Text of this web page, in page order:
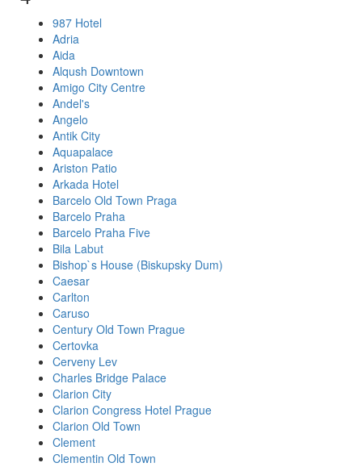
987 Hotel
Adria
Aida
Alqush Downtown
Amigo City Centre
Andel's
Angelo
Antik City
Aquapalace
Ariston Patio
Arkada Hotel
Barcelo Old Town Praga
Barcelo Praha
Barcelo Praha Five
Bila Labut
Bishop`s House (Biskupsky Dum)
Caesar
Carlton
Caruso
Century Old Town Prague
Certovka
Cerveny Lev
Charles Bridge Palace
Clarion City
Clarion Congress Hotel Prague
Clarion Old Town
Clement
Clementin Old Town